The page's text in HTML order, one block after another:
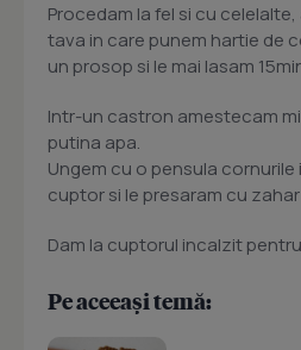
Procedam la fel si cu
tava in care punem hartie de
un prosop si le mai lasam
Intr-un castron amestecam
putina apa.
Ungem cu o pensula cornurile
cuptor si le presaram cu
Dam la cuptorul incalzit
Pe aceeași temă: